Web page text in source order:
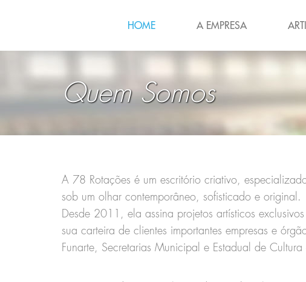
HOME A EMPRESA
Quem Somos
A 78 Rotações é um escritório criativo,
sob um olhar contemporâneo, sofisticado e original.
Desde 2011, ela assina projetos artísticos
sua carteira de clientes importantes empresas e
Funarte, Secretarias Municipal e Estadual de